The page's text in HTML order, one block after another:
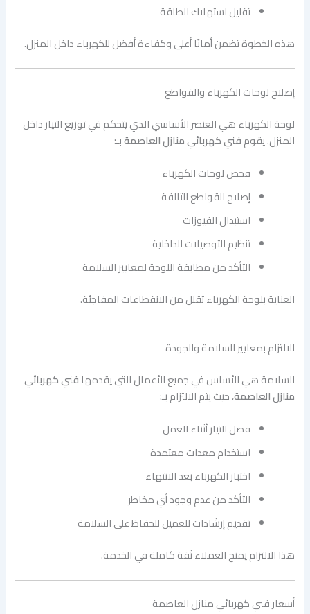
تقليل استهلاك الطاقة
هذه الخطوة تضمن أمانًا أعلى وكفاءة أفضل للكهرباء داخل المنزل.
إصلاح لوحات الكهرباء والقواطع
لوحة الكهرباء هي العنصر الأساسي الذي يتحكم في توزيع التيار داخل
المنزل. يقومفني كهربائي منازل العاصمةبـ:
فحص لوحات الكهرباء
إصلاح القواطع التالفة
استبدال الفيوزات
تنظيم التوصيلات الداخلية
التأكد من مطابقة اللوحة لمعايير السلامة
العناية بلوحة الكهرباء تقلل من الانقطاعات المفاجئة.
الالتزام بمعايير السلامة والجودة
السلامة هي الأساس في جميع الأعمال التي يقدمها فني كهربائي
منازل العاصمة، حيث يتم الالتزام بـ:
فصل التيار أثناء العمل
استخدام معدات معتمدة
اختبار الكهرباء بعد الانتهاء
التأكد من عدم وجود أي مخاطر
تقديم إرشادات للعميل للحفاظ على السلامة
هذا الالتزام يمنح العملاء ثقة كاملة في الخدمة.
أسعار فني كهربائي منازل العاصمة